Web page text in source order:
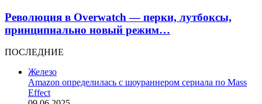
Революция в Overwatch — перки, лутбоксы,
принципиально новый режим…
ПОСЛЕДНИЕ
Железо
Amazon определилась с шоураннером сериала по Mass
Effect